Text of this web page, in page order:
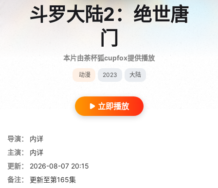
斗罗大陆2：绝世唐
门
本片由茶杯狐cupfox提供播放
动漫 2023 大陆
立即播放
导演：
内详
主演：
内详
更新：
2026-08-07 20:15
备注：
更新至第165集